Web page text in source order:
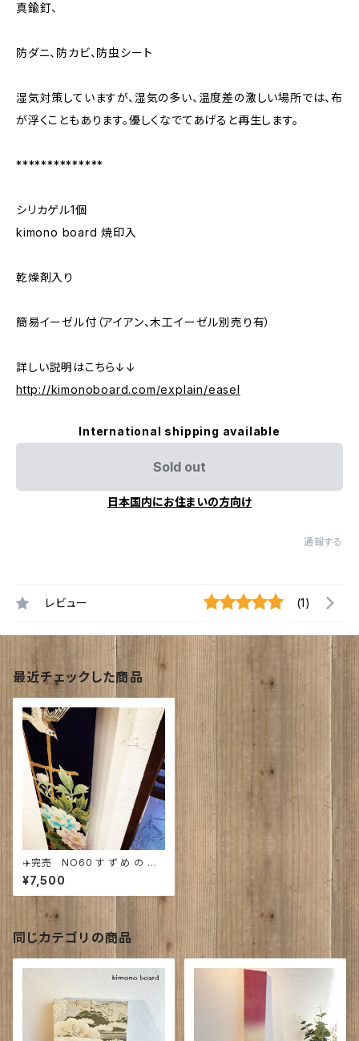
真鍮釘、
防ダニ、防カビ、防虫シート
湿気対策していますが、湿気の多い、温度差の激しい場所では、布
が浮くこともあります。優しくなでてあげると再生します。
**************
シリカゲル1個
kimono board 焼印入
乾燥剤入り
簡易イーゼル付（アイアン、木工イーゼル別売り有）
詳しい説明はこちら↓↓
http://kimonoboard.com/explain/easel
International shipping available
Sold out
日本国内にお住まいの方向け
通報する
レビュー (1)
最近チェックした商品
✈️完売 NO60 す ず め の 遊
び 場 発送は11月 【古 布｜大
正～昭和初期】
¥7,500
同じカテゴリの商品